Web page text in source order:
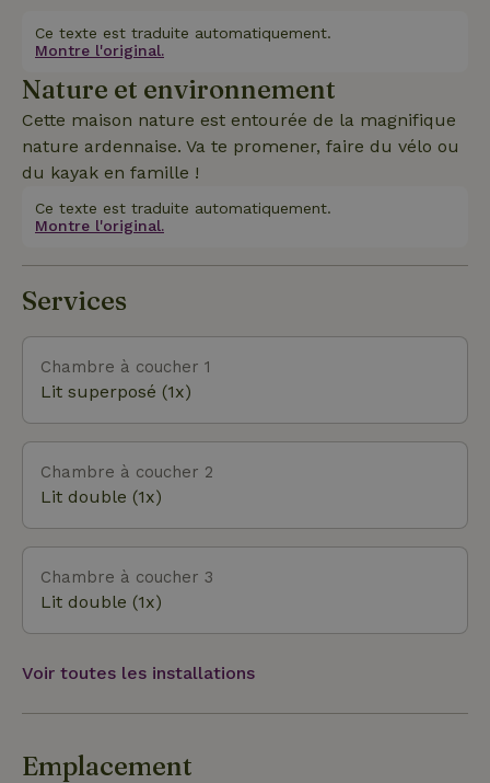
garage. Depuis la terrasse de la maison, tu profites
d'une vue magnifique sur les collines ardennaises.
Ce texte est traduite automatiquement.
Montre l'original.
Nature et environnement
Cette maison nature est entourée de la magnifique
nature ardennaise. Va te promener, faire du vélo ou
du kayak en famille !
Ce texte est traduite automatiquement.
Montre l'original.
Services
Chambre à coucher 1
Lit superposé (1x)
Chambre à coucher 2
Lit double (1x)
Chambre à coucher 3
Lit double (1x)
Voir toutes les installations
Emplacement